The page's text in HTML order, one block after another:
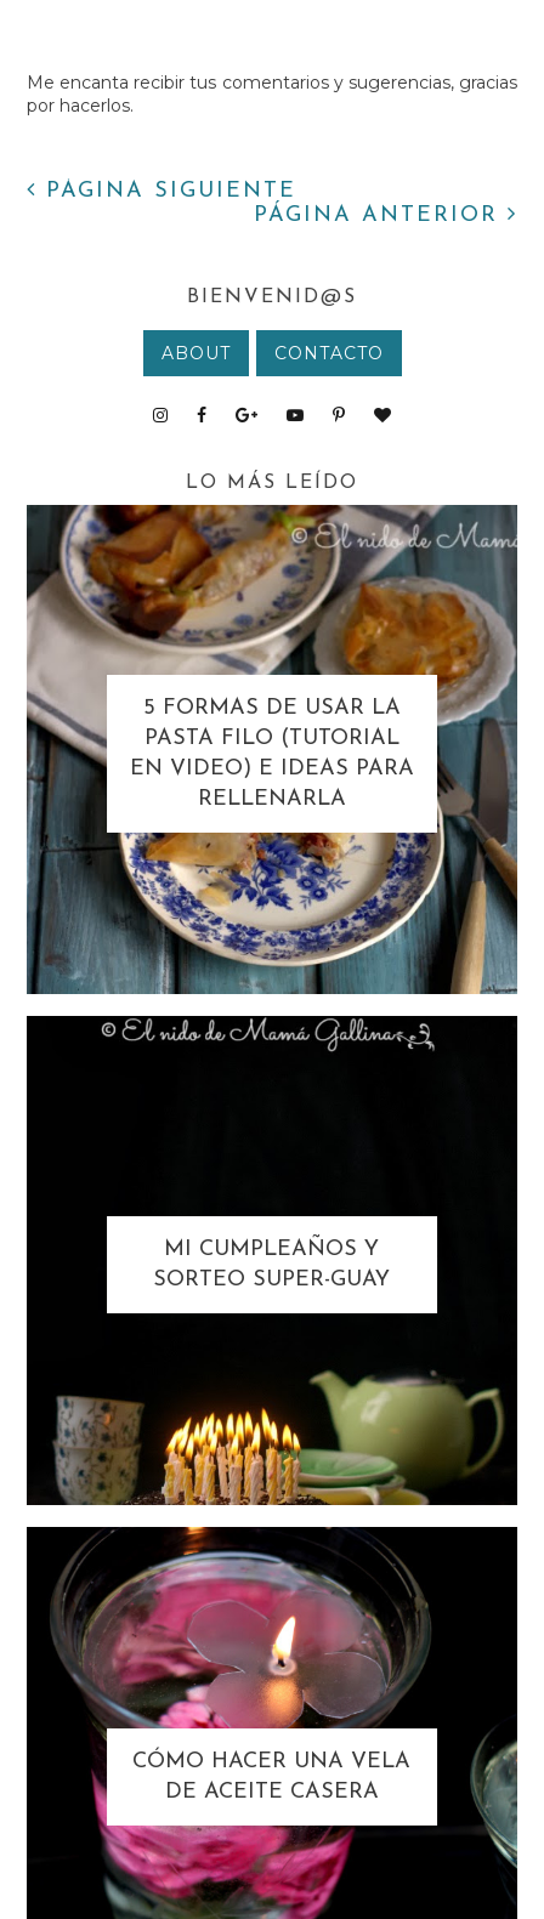
Me encanta recibir tus comentarios y sugerencias, gracias
por hacerlos.
PÁGINA SIGUIENTE
PÁGINA ANTERIOR
BIENVENID@S
ABOUT CONTACTO
LO MÁS LEÍDO
5 FORMAS DE USAR LA
PASTA FILO (TUTORIAL
EN VIDEO) E IDEAS PARA
RELLENARLA
MI CUMPLEAÑOS Y
SORTEO SUPER-GUAY
CÓMO HACER UNA VELA
DE ACEITE CASERA